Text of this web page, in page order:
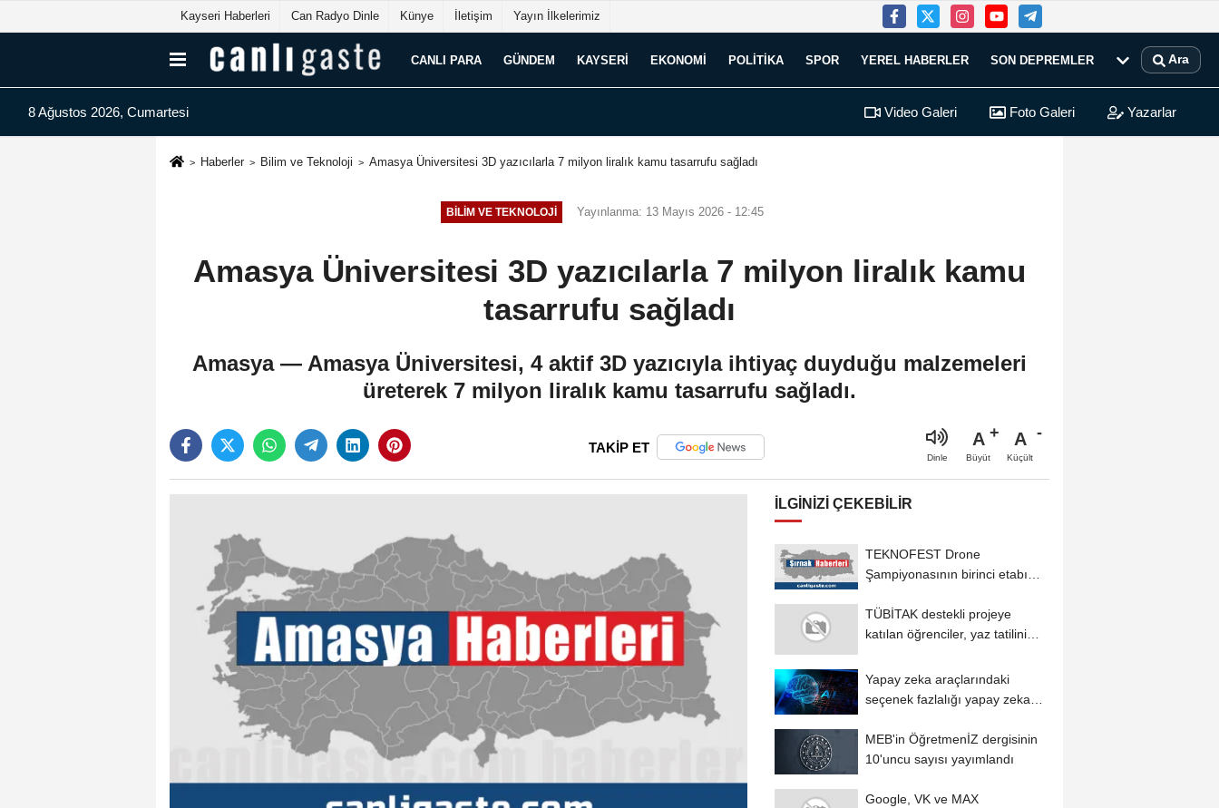
Kayseri Haberleri Can Radyo Dinle Künye İletişim Yayın İlkelerimiz
CANLI PARA GÜNDEM KAYSERI EKONOMI POLITIKA SPOR YEREL HABERLER SON DEPREMLER Ara
8 Ağustos 2026, Cumartesi Video Galeri Foto Galeri Yazarlar
Haberler Bilim ve Teknoloji Amasya Üniversitesi 3D yazıcılarla 7 milyon liralık kamu tasarrufu sağladı
BILIM VE TEKNOLOJI Yayınlanma: 13 Mayıs 2026 - 12:45
Amasya Üniversitesi 3D yazıcılarla 7 milyon liralık kamu
tasarrufu sağladı
Amasya — Amasya Üniversitesi, 4 aktif 3D yazıcıyla ihtiyaç duyduğu malzemeleri
üreterek 7 milyon liralık kamu tasarrufu sağladı.
TAKİP ET
Dinle
A
Büyüt
A
Küçült
İLGINIZI ÇEKEBILIR
TEKNOFEST Drone
Şampiyonasının birinci etabı
TÜBİTAK destekli projeye
katılan öğrenciler, yaz tatilini
Yapay zeka araçlarındaki
seçenek fazlalığı yapay zeka
MEB'in ÖğretmenİZ dergisinin
10'uncu sayısı yayımlandı
Google, VK ve MAX